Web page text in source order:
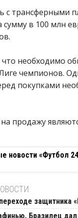
с трансферными
сумму в 100 млн
необходимо
чемпионов.
покупками
продажу
новости «Футбол
защитника
Бразилец